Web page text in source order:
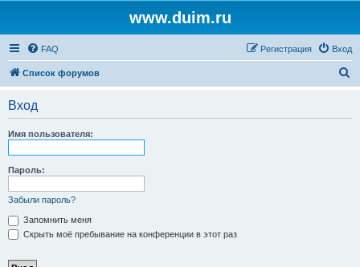
www.duim.ru
FAQ Вход
Регистрация
Список форумов
Вход
Имя пользователя:
Пароль:
Забыли пароль?
Запомнить меня
Скрыть моё пребывание на конференции в этот раз